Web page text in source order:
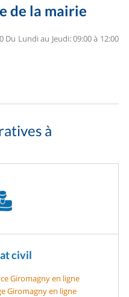
de la mairie
Du Lundi au Jeudi: 09:00 à 12:00
à
civil
Giromagny en ligne
Giromagny en ligne